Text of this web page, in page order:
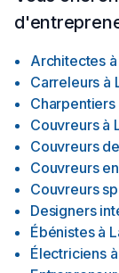
Architectes à
Carreleurs à
Couvreurs à
Couvreurs
Couvreurs
Couvreurs
Designers
Ébénistes à
Électriciens à